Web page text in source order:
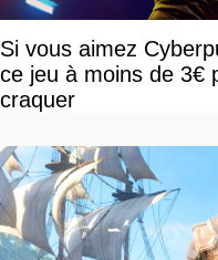
Si vous aimez
ce jeu à moins de 3€
craquer